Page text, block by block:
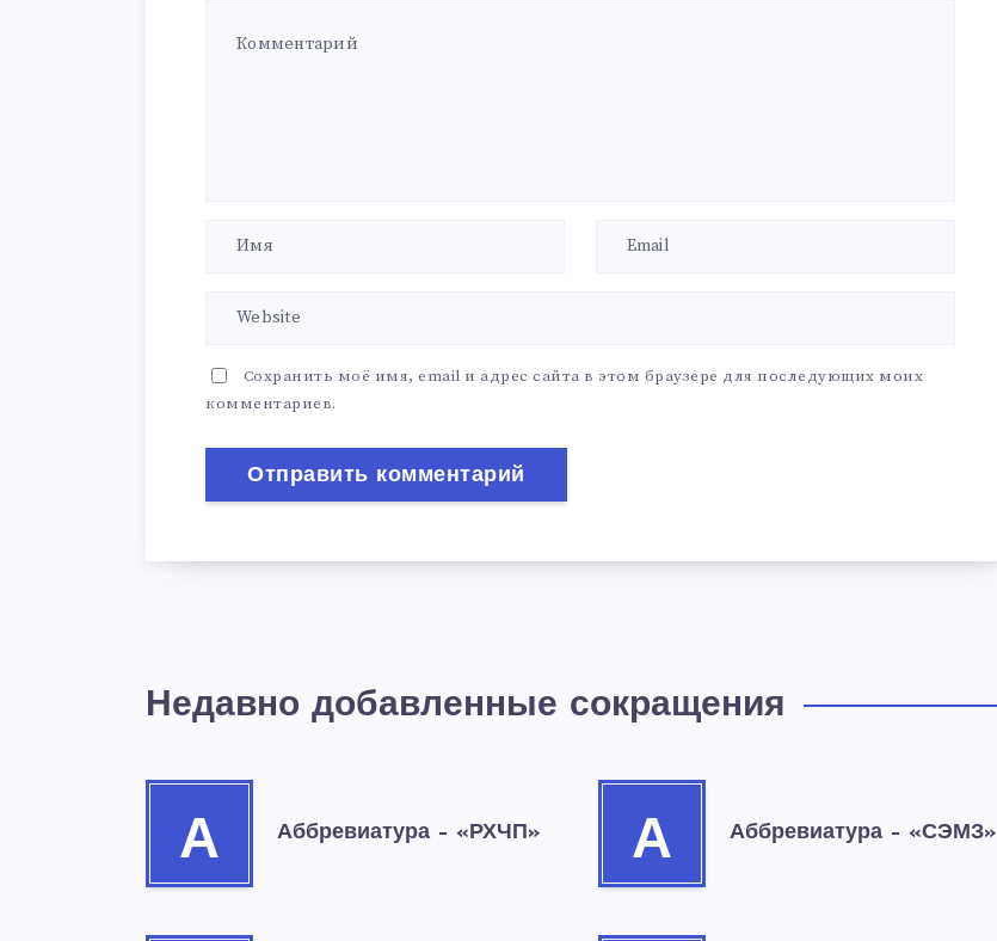
Сохранить моё имя, email и адрес сайта в этом браузере для последующих моих
комментариев.
Недавно добавленные сокращения
А Аббревиатура – «РХЧП» А Аббревиатура – «СЭМЗ»